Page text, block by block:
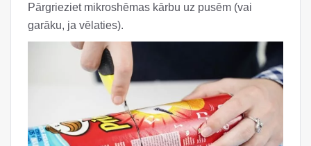
Pārgrieziet mikroshēmas kārbu uz pusēm (vai
garāku, ja vēlaties).